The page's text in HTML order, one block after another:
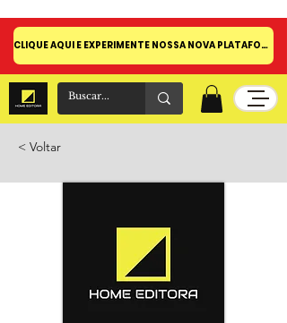
CLIQUE AQUI E EXPERIMENTE NOSSA NOVA PLATAFORMA!
< Voltar